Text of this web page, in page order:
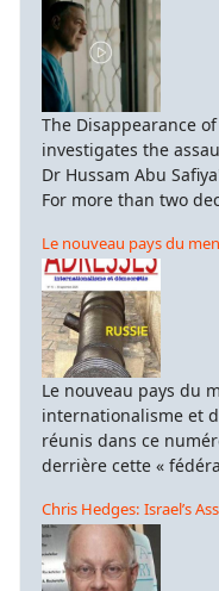
The Disappearance
investigates the
Dr Hussam Abu
For more than two
Le nouveau pays du
Le nouveau pays du
internationalisme et
réunis dans ce
derrière cette «
Chris Hedges: Israel’s